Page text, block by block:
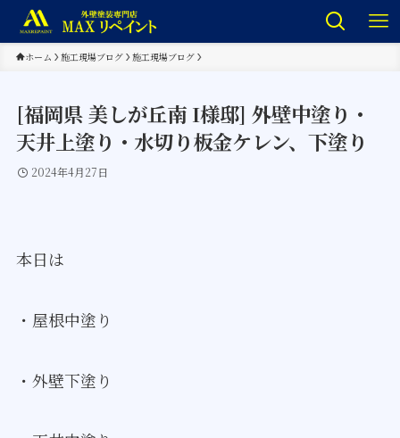
ホーム 施工現場ブログ 施工現場ブログ
[福岡県 美しが丘南 I様邸] 外壁中塗り・
天井上塗り・水切り板金ケレン、下塗り
2024年4月27日
本日は
・屋根中塗り
・外壁下塗り